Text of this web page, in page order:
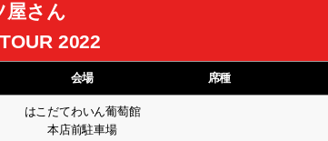
屋さん
2022
会場 席種
はこだてわいん葡萄館
本店前駐車場